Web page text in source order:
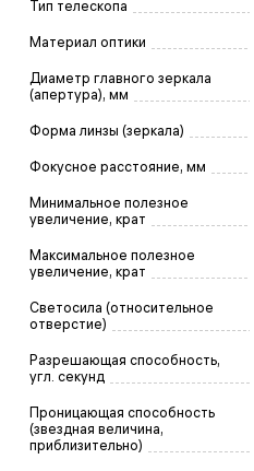
Тип телескопа
Материал оптики
Диаметр главного зеркала
(апертура), мм
Форма линзы (зеркала)
Фокусное расстояние, мм
Минимальное полезное
увеличение, крат
Максимальное полезное
увеличение, крат
Светосила (относительное
отверстие)
Разрешающая способность,
угл. секунд
Проницающая способность
(звездная величина,
приблизительно)